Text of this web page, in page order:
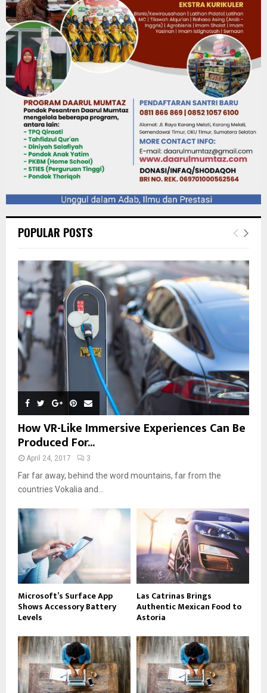
POPULAR POSTS
How VR-Like Immersive Experiences Can Be
Produced For...
April 24, 2017 3
Far far away, behind the word mountains, far from the
countries Vokalia and...
Microsoft’s Surface App
Shows Accessory Battery
Levels
Las Catrinas Brings
Authentic Mexican Food to
Astoria